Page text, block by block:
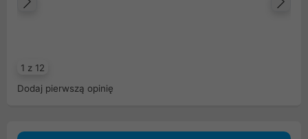
1 z 12
Dodaj pierwszą opinię